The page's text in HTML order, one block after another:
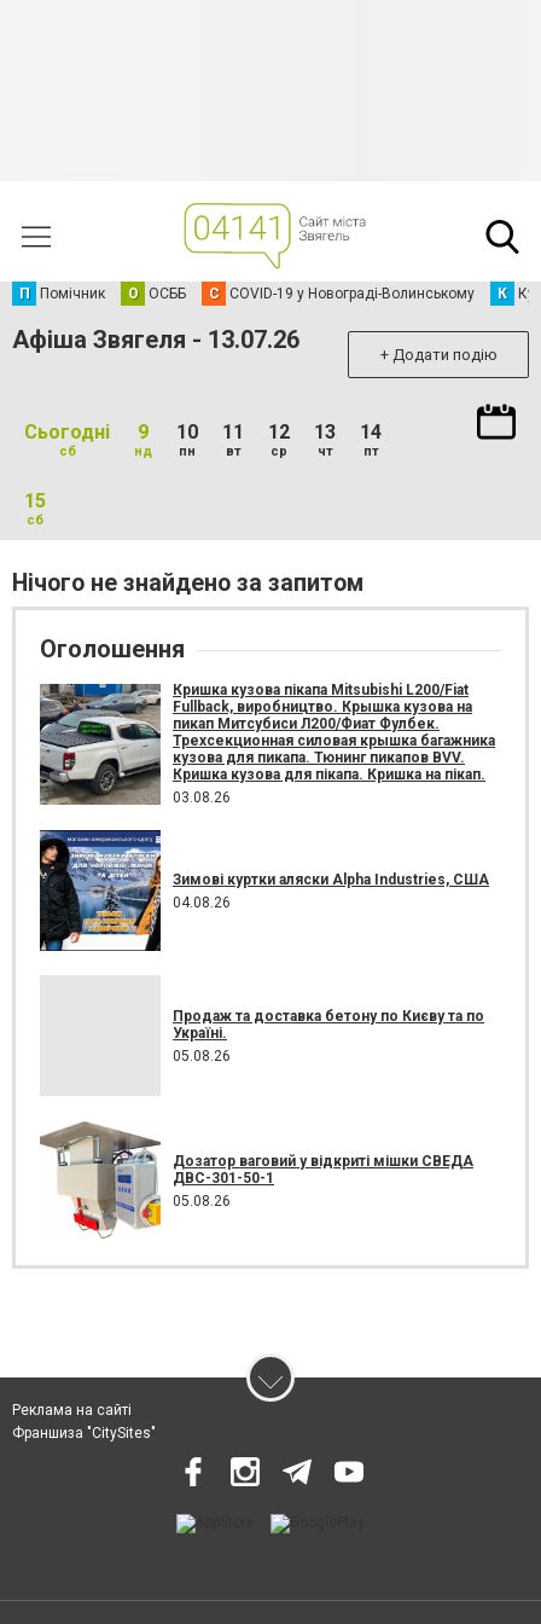
П Помічник О ОСББ C COVID-19 у Новограді-Волинському К
Афіша Звягеля - 13.07.26 + Додати подію
Сьогодні
сб
9
нд
10
пн
11
вт
12
ср
13
чт
14
пт
15
сб
Нічого не знайдено за запитом
Оголошення
Кришка кузова пікапа Mitsubishi L200/Fiat
Fullback, виробництво. Крышка кузова на
пикап Митсубиси Л200/Фиат Фулбек.
Трехсекционная силовая крышка багажника
кузова для пикапа. Тюнинг пикапов BVV.
Кришка кузова для пікапа. Кришка на пікап.
03.08.26
Зимові куртки аляски Alpha Industries, США
04.08.26
Продаж та доставка бетону по Києву та по
Україні.
05.08.26
Дозатор ваговий у відкриті мішки СВЕДА
ДВС-301-50-1
05.08.26
Реклама на сайті
Франшиза "CitySites"